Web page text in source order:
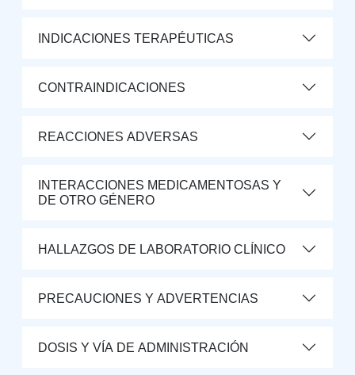
INDICACIONES TERAPÉUTICAS
CONTRAINDICACIONES
REACCIONES ADVERSAS
INTERACCIONES MEDICAMENTOSAS Y
DE OTRO GÉNERO
HALLAZGOS DE LABORATORIO CLÍNICO
PRECAUCIONES Y ADVERTENCIAS
DOSIS Y VÍA DE ADMINISTRACIÓN